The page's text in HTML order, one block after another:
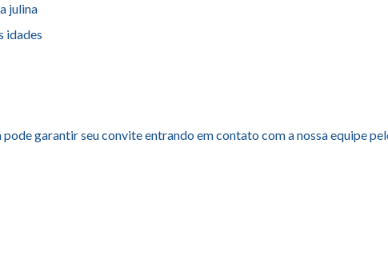
julina
idades
pode garantir seu convite entrando em contato com a nossa equipe